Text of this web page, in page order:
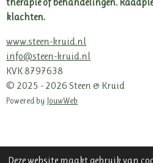
Deze website maakt gebruik van
klachten.
www.steen-kruid.nl
info@steen-kruid.nl
KVK 8797638
© 2025 - 2026 Steen & Kruid
Powered by JouwWeb